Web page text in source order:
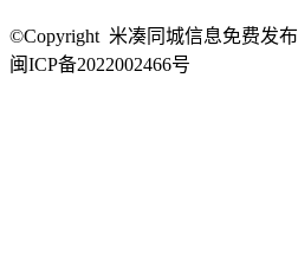
©Copyright 米凑同城信息免费发布
闽ICP备2022002466号